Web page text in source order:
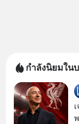
กำลังนิยมใน